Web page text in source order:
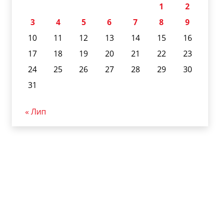
1
2
3
4 5 6 7 8
9
10
11 12 13 14 15
16
17
18 19 20 21 22
23
24
25 26 27 28 29
30
31
« Лип